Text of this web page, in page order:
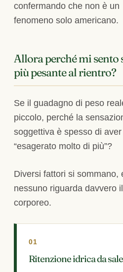
confermando che non è un
fenomeno solo americano.
Allora perché mi sento
più pesante al rientro?
Se il guadagno di peso
piccolo, perché la
soggettiva è spesso di aver
“esagerato molto di più”?
Diversi fattori si sommano,
nessuno riguarda davvero
corporeo.
01
Ritenzione idrica da sale